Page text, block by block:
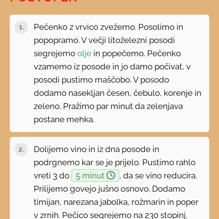
Pečenko z vrvico zvežemo. Posolimo in
popopramo. V večji litoželezni posodi
segrejemoolje in popečemo. Pečenko
vzamemo iz posode in jo damo počivat, v
posodi pustimo maščobo. V posodo
dodamo nasekljan česen, čebulo, korenje in
zeleno. Pražimo par minut da zelenjava
postane mehka.
Dolijemo vino in iz dna posode in
podrgnemo kar se je prijelo. Pustimo rahlo
vreti 3 do
5 minut
, da se vino reducira.
Prilijemo govejo jušno osnovo. Dodamo
timijan, narezana jabolka, rožmarin in poper
v zrnih. Pečico segrejemo na 230 stopinj.